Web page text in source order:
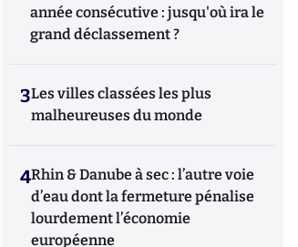
année consécutive : jusqu'où ira le
grand déclassement ?
3Les villes classées les plus
malheureuses du monde
4Rhin & Danube à sec : l’autre voie
d’eau dont la fermeture pénalise
lourdement l’économie
européenne